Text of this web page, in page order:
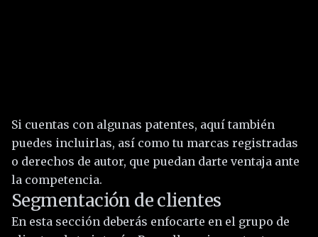
Si cuentas con algunas patentes, aquí también
puedes incluirlas, así como tu marcas registradas
o derechos de autor, que puedan darte ventaja ante
la competencia.
Segmentación de clientes
En esta sección deberás enfocarte en el grupo de